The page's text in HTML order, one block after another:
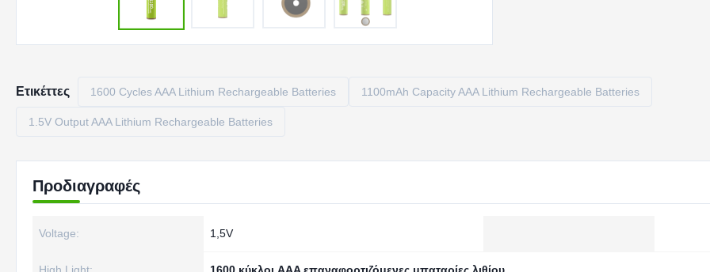
Ετικέττες 1600 Cycles AAA Lithium Rechargeable Batteries 1100mAh Capacity AAA Lithium Rechargeable Batteries
1.5V Output AAA Lithium Rechargeable Batteries
Προδιαγραφές
Voltage: 1,5V